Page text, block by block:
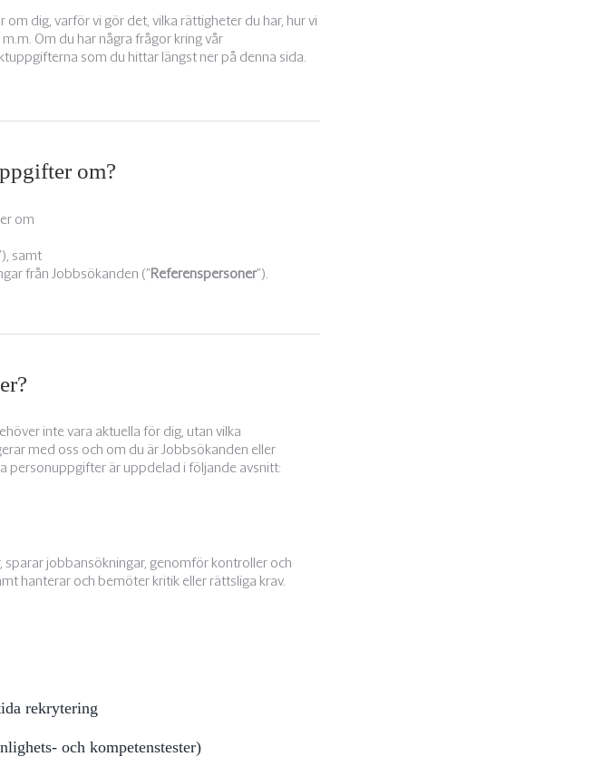
dig, varför vi gör det, vilka rättigheter du har, hur vi
Om du har några frågor kring vår
som du hittar längst ner på denna sida.
om?
om
samt
från Jobbsökanden (”Referenspersoner”).
inte vara aktuella för dig, utan vilka
med oss och om du är Jobbsökanden eller
personuppgifter är uppdelad i följande avsnitt:
jobbansökningar, genomför kontroller och
hanterar och bemöter kritik eller rättsliga krav.
rekrytering
och kompetenstester)